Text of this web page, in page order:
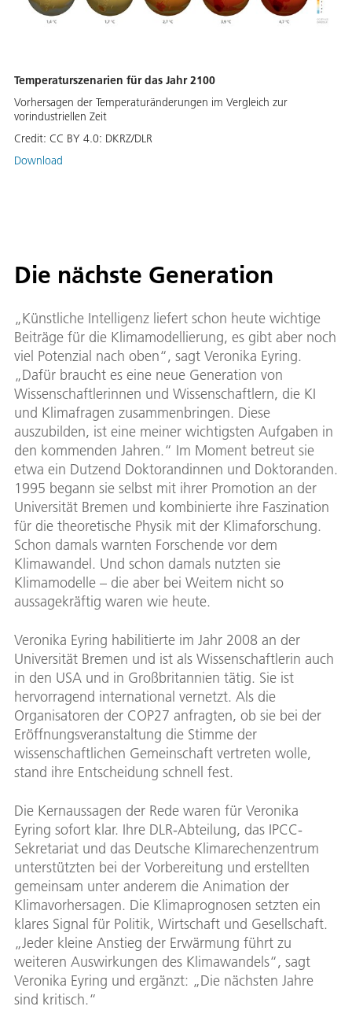
Temperaturszenarien für das Jahr 2100
Vorhersagen der Temperaturänderungen im Vergleich zur
vorindustriellen Zeit
Credit: CC BY 4.0: DKRZ/DLR
Download
Die nächste Generation
„Künstliche Intelligenz liefert schon heute wichtige
Beiträge für die Klimamodellierung, es gibt aber noch
viel Potenzial nach oben“, sagt Veronika Eyring.
„Dafür braucht es eine neue Generation von
Wissenschaftlerinnen und Wissenschaftlern, die KI
und Klimafragen zusammenbringen. Diese
auszubilden, ist eine meiner wichtigsten Aufgaben in
den kommenden Jahren.“ Im Moment betreut sie
etwa ein Dutzend Doktorandinnen und Doktoranden.
1995 begann sie selbst mit ihrer Promotion an der
Universität Bremen und kombinierte ihre Faszination
für die theoretische Physik mit der Klimaforschung.
Schon damals warnten Forschende vor dem
Klimawandel. Und schon damals nutzten sie
Klimamodelle – die aber bei Weitem nicht so
aussagekräftig waren wie heute.
Veronika Eyring habilitierte im Jahr 2008 an der
Universität Bremen und ist als Wissenschaftlerin auch
in den USA und in Großbritannien tätig. Sie ist
hervorragend international vernetzt. Als die
Organisatoren der COP27 anfragten, ob sie bei der
Eröffnungsveranstaltung die Stimme der
wissenschaftlichen Gemeinschaft vertreten wolle,
stand ihre Entscheidung schnell fest.
Die Kernaussagen der Rede waren für Veronika
Eyring sofort klar. Ihre DLR-Abteilung, das IPCC-
Sekretariat und das Deutsche Klimarechenzentrum
unterstützten bei der Vorbereitung und erstellten
gemeinsam unter anderem die Animation der
Klimavorhersagen. Die Klimaprognosen setzten ein
klares Signal für Politik, Wirtschaft und Gesellschaft.
„Jeder kleine Anstieg der Erwärmung führt zu
weiteren Auswirkungen des Klimawandels“, sagt
Veronika Eyring und ergänzt: „Die nächsten Jahre
sind kritisch.“